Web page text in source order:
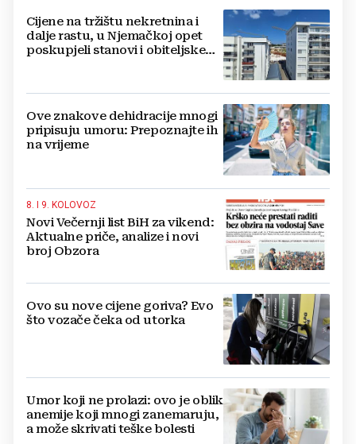
Cijene na tržištu nekretnina i
dalje rastu, u Njemačkoj opet
poskupjeli stanovi i obiteljske
Ove znakove dehidracije mnogi
pripisuju umoru: Prepoznajte ih
na vrijeme
8. I 9. KOLOVOZ
Novi Večernji list BiH za vikend:
Aktualne priče, analize i novi
broj Obzora
Ovo su nove cijene goriva? Evo
što vozače čeka od utorka
Umor koji ne prolazi: ovo je oblik
anemije koji mnogi zanemaruju,
a može skrivati teške bolesti